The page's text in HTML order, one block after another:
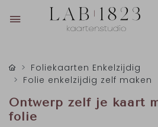
Foliekaarten Enkelzijdig
Folie enkelzijdig zelf maken
Ontwerp zelf je kaart
folie